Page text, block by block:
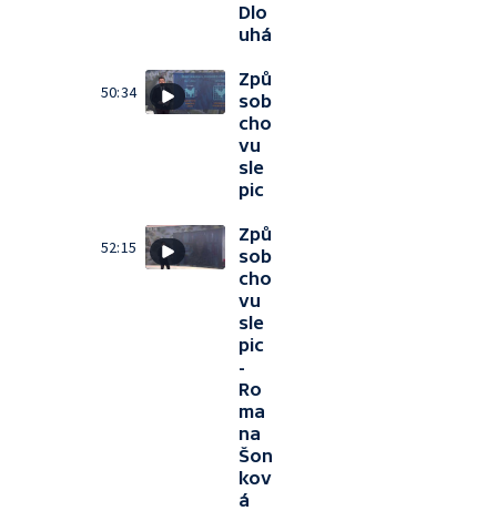
Dlo
uhá
50:34
Způ
sob
cho
vu
sle
pic
52:15
Způ
sob
cho
vu
sle
pic
-
Ro
ma
na
Šon
kov
á